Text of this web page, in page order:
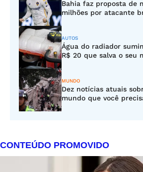
Bahia faz proposta de
milhões por atacante
AUTOS
Água do radiador
R$ 20 que salva o seu
MUNDO
Dez notícias atuais
mundo que você